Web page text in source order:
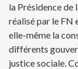
la Présidence
réalisé par le FN
elle-même la
différents
justice sociale.